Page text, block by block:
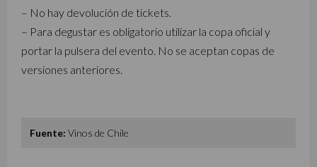
– No hay devolución de tickets.
– Para degustar es obligatorio utilizar la copa oficial y
portar la pulsera del evento. No se aceptan copas de
versiones anteriores.
Fuente: Vinos de Chile